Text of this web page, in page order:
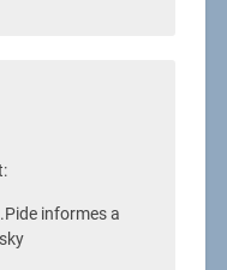
informes a